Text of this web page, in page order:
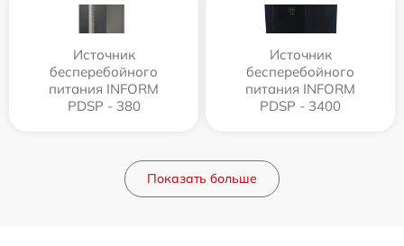
Источник
бесперебойного
питания INFORM
PDSP - 380
Источник
бесперебойного
питания INFORM
PDSP - 3400
Показать больше